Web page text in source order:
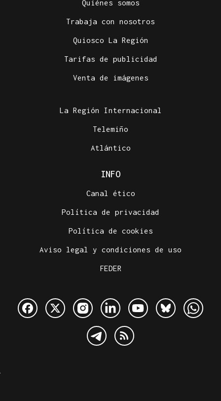
Quiénes somos
Trabaja con nosotros
Quiosco La Región
Tarifas de publicidad
Venta de imágenes
La Región Internacional
Telemiño
Atlántico
INFO
Canal ético
Política de privacidad
Política de cookies
Aviso legal y condiciones de uso
FEDER